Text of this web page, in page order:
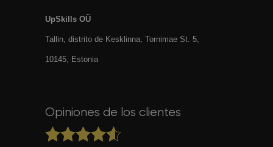
UpSkills OÜ
Tallin, distrito de Kesklinna, Tornimаe St. 5,
10145, Estonia
Opiniones de los clientes